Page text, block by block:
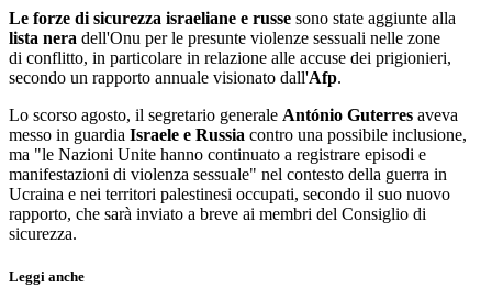
Le forze di sicurezza israeliane e russe sono state aggiunte alla
lista nera dell'Onu per le presunte violenze sessuali nelle zone
di conflitto, in particolare in relazione alle accuse dei prigionieri,
secondo un rapporto annuale visionato dall'Afp.
Lo scorso agosto, il segretario generale António Guterres aveva
messo in guardia Israele e Russia contro una possibile inclusione,
ma "le Nazioni Unite hanno continuato a registrare episodi e
manifestazioni di violenza sessuale" nel contesto della guerra in
Ucraina e nei territori palestinesi occupati, secondo il suo nuovo
rapporto, che sarà inviato a breve ai membri del Consiglio di
sicurezza.
Leggi anche